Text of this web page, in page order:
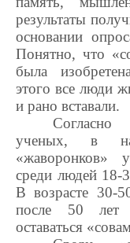
результаты
основании
Понятно, что
была
этого все люди
и рано вставали.
Согласно
ученых, в
«жаворонков»
среди людей 18-
В возрасте 30-
после 50 лет
оставаться